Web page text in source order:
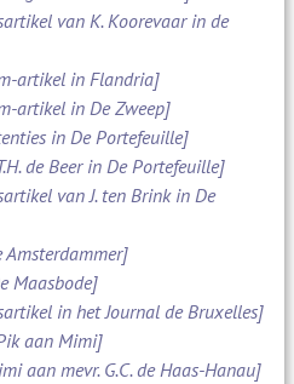
van K. Koorevaar in de
artikel in Flandria]
artikel in De Zweep]
in De Portefeuille]
de Beer in De Portefeuille]
van J. ten Brink in De
Maasbode]
in het Journal de Bruxelles]
aan Mimi]
aan mevr. G.C. de Haas-Hanau]